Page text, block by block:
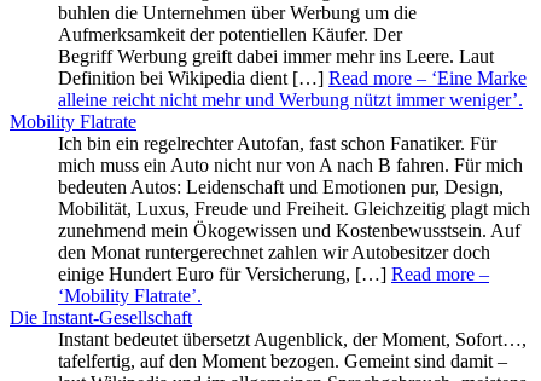
buhlen die Unternehmen über Werbung um die
Aufmerksamkeit der potentiellen Käufer. Der
Begriff Werbung greift dabei immer mehr ins Leere. Laut
Definition bei Wikipedia dient […] Read more – ‘Eine Marke
alleine reicht nicht mehr und Werbung nützt immer weniger’.
Mobility Flatrate
Ich bin ein regelrechter Autofan, fast schon Fanatiker. Für
mich muss ein Auto nicht nur von A nach B fahren. Für mich
bedeuten Autos: Leidenschaft und Emotionen pur, Design,
Mobilität, Luxus, Freude und Freiheit. Gleichzeitig plagt mich
zunehmend mein Ökogewissen und Kostenbewusstsein. Auf
den Monat runtergerechnet zahlen wir Autobesitzer doch
einige Hundert Euro für Versicherung, […] Read more –
‘Mobility Flatrate’.
Die Instant-Gesellschaft
Instant bedeutet übersetzt Augenblick, der Moment, Sofort…,
tafelfertig, auf den Moment bezogen. Gemeint sind damit –